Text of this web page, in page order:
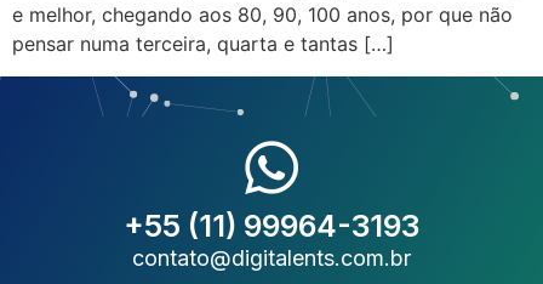
e melhor, chegando aos 80, 90, 100 anos, por que não
pensar numa terceira, quarta e tantas […]
+55 (11) 99964-3193
contato@digitalents.com.br